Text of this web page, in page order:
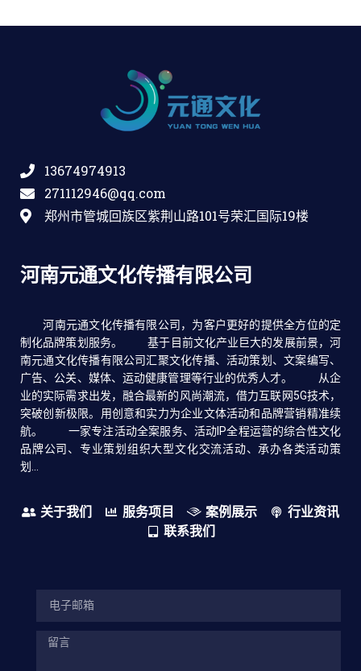
13674974913
271112946@qq.com
郑州市管城回族区紫荆山路101号荣汇国际19楼
河南元通文化传播有限公司
河南元通文化传播有限公司，为客户更好的提供全方位的定
制化品牌策划服务。 基于目前文化产业巨大的发展前景，河
南元通文化传播有限公司汇聚文化传播、活动策划、文案编写、
广告、公关、媒体、运动健康管理等行业的优秀人才。 从企
业的实际需求出发，融合最新的风尚潮流，借力互联网5G技术，
突破创新极限。用创意和实力为企业文体活动和品牌营销精准续
航。 一家专注活动全案服务、活动IP全程运营的综合性文化
品牌公司、专业策划组织大型文化交流活动、承办各类活动策
划...
关于我们 服务项目 案例展示
行业资讯
联系我们